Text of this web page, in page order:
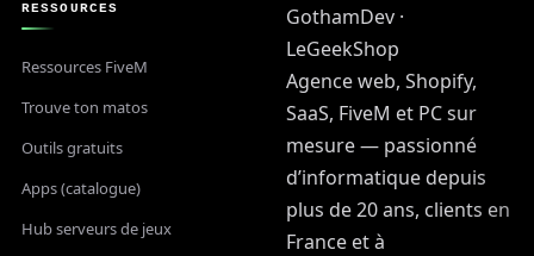
RESSOURCES
Ressources FiveM
Trouve ton matos
Outils gratuits
Apps (catalogue)
Hub serveurs de jeux
GothamDev ·
LeGeekShop
Agence web, Shopify,
SaaS, FiveM et PC sur
mesure — passionné
d’informatique depuis
plus de 20 ans, clients en
France et à